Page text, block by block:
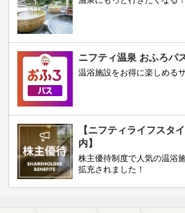
ニフティ温泉 おふろパ
温浴施設をお得に楽しめる
【ニフティライフスタ
内】
株主優待制度で人気の温浴
拡充されました！